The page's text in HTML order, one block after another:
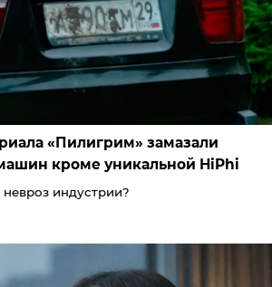
«Пилигрим» замазали
кроме уникальной HiPhi
индустрии?